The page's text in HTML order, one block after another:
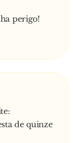
perigo!
de quinze